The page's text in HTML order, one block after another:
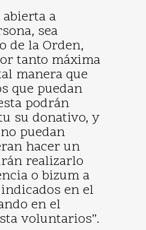
abierta a
sea
de la Orden,
tanto máxima
manera que
que puedan
podrán
su donativo, y
puedan
hacer un
realizarlo
o bizum a
en el
en el
voluntarios”.